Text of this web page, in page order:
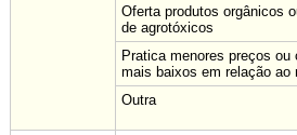
Oferta produtos orgânicos
de agrotóxicos
Pratica menores preços ou
mais baixos em relação ao
Outra